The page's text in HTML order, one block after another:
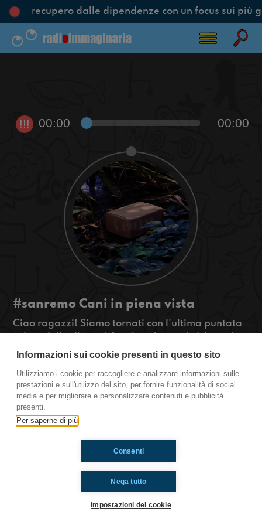
e recupero dalle dipendenze con un focus sui più
!!! 00:00 00:00
#sanremo Cani in piena vista
Ciao ragazzi! Siamo tornati con l'ultima puntata
prima della diretta! Ascoltatela e poi visitateci
sul nostro nuovo sito
#OkkinSu www.radioimmaginaria.it
Sanremo
Ti è piaciuto? Condividilo!
Informazioni sui cookie presenti in questo sito
Utilizziamo i cookie per raccogliere e analizzare informazioni sulle
prestazioni e sull'utilizzo del sito, per fornire funzionalità di social
media e per migliorare e personalizzare contenuti e pubblicità
presenti.
Per saperne di più
Nega tutto
Consenti
Impostazioni dei cookie